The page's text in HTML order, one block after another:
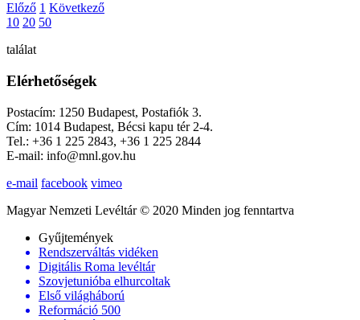
Előző 1 Következő
10 20 50
találat
Elérhetőségek
Postacím: 1250 Budapest, Postafiók 3.
Cím: 1014 Budapest, Bécsi kapu tér 2-4.
Tel.: +36 1 225 2843, +36 1 225 2844
E-mail: info@mnl.gov.hu
e-mail facebook vimeo
Magyar Nemzeti Levéltár © 2020 Minden jog fenntartva
Gyűjtemények
Rendszerváltás vidéken
Digitális Roma levéltár
Szovjetunióba elhurcoltak
Első világháború
Reformáció 500